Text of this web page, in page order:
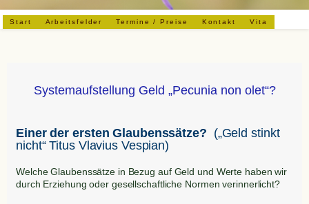
Start Arbeitsfelder Termine / Preise Kontakt Vita
Systemaufstellung Geld „Pecunia non olet“?
Einer der ersten Glaubenssätze? („Geld stinkt
nicht“ Titus Vlavius Vespian)
Welche Glaubenssätze in Bezug auf Geld und Werte haben wir
durch Erziehung oder gesellschaftliche Normen verinnerlicht?